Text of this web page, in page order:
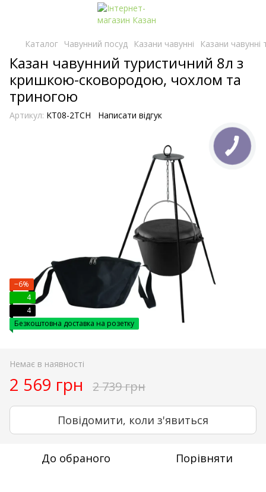
Каталог Чавунний посуд Казани чавунні Казани чавунні
Казан чавунний туристичний 8л з
кришкою-сковородою, чохлом та
триногою
Артикул: KT08-2TCH Написати відгук
−6%
4
4
Безкоштовна доставка на розетку
Немає в наявності
2 569 грн 2 739 грн
Повідомити, коли з'явиться
До обраного Порівняти